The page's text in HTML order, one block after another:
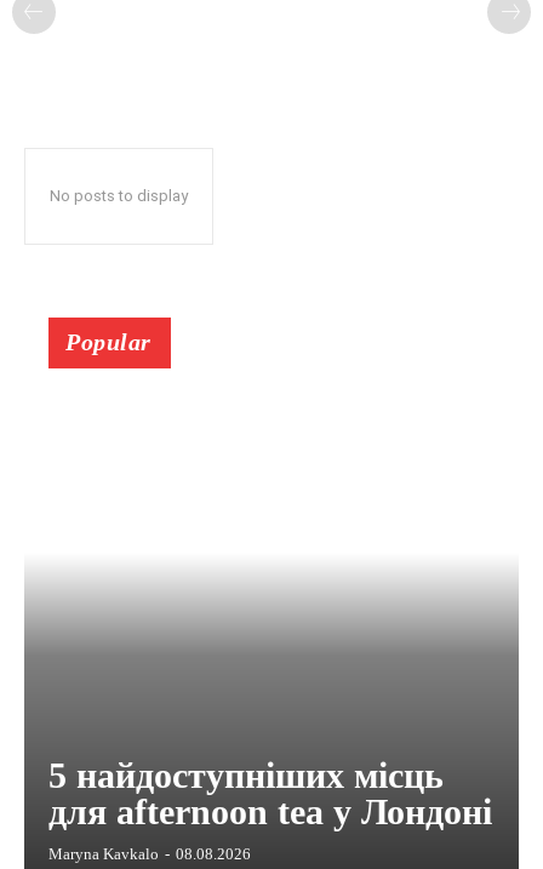
No posts to display
Popular
5 найдоступніших місць
для afternoon tea у Лондоні
Maryna Kavkalo - 08.08.2026